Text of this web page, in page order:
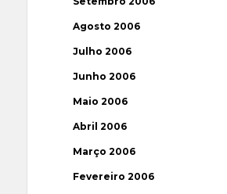
Agosto 2006
Julho 2006
Junho 2006
Maio 2006
Abril 2006
Março 2006
Fevereiro 2006